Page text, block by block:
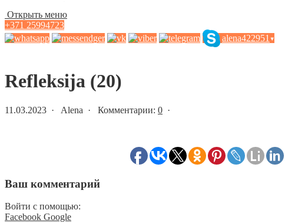
Открыть меню
+371 25994723
alena422951 ▾
Refleksija (20)
11.03.2023 · Alena · Комментарии: 0 ·
Ваш комментарий
Войти с помощью:
Facebook Google